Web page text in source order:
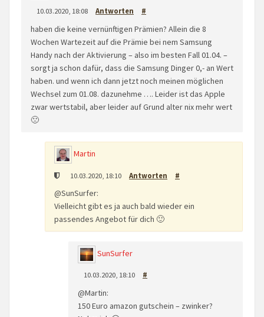
10.03.2020, 18:08 Antworten #
haben die keine vernünftigen Prämien? Allein die 8
Wochen Wartezeit auf die Prämie bei nem Samsung
Handy nach der Aktivierung – also im besten Fall 01.04. –
sorgt ja schon dafür, dass die Samsung Dinger 0,- an Wert
haben. und wenn ich dann jetzt noch meinen möglichen
Wechsel zum 01.08. dazunehme …. Leider ist das Apple
zwar wertstabil, aber leider auf Grund alter nix mehr wert
🙁
Martin
10.03.2020, 18:10 Antworten #
@SunSurfer:
Vielleicht gibt es ja auch bald wieder ein
passendes Angebot für dich 🙂
SunSurfer
10.03.2020, 18:10 #
@Martin:
150 Euro amazon gutschein – zwinker?